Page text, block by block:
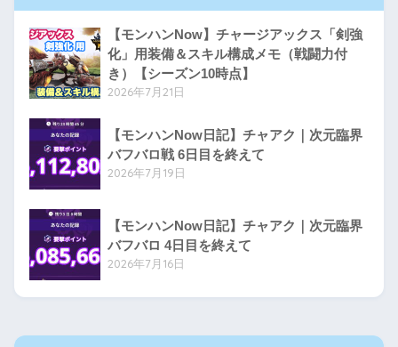
【モンハンNow】チャージアックス「剣強
化」用装備＆スキル構成メモ（戦闘力付
き）【シーズン10時点】
2026年7月21日
【モンハンNow日記】チャアク｜次元臨界
バフバロ戦 6日目を終えて
2026年7月19日
【モンハンNow日記】チャアク｜次元臨界
バフバロ 4日目を終えて
2026年7月16日